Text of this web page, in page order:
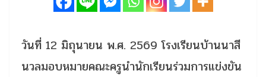
วันที่ 12 มิถุนายน พ.ศ. 2569 โรงเรียนบ้านนาสี
นวลมอบหมายคณะครูนำนักเรียนร่วมการแข่งขัน